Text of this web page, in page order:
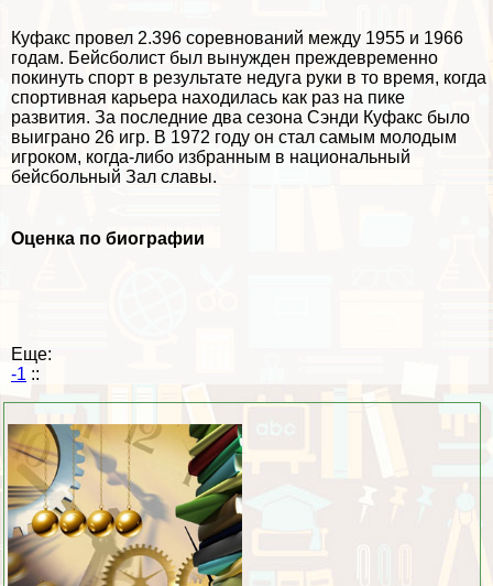
Куфакс провел 2.396 соревнований между 1955 и 1966
годам. Бейсболист был вынужден преждевременно
покинуть спорт в результате недуга руки в то время, когда
спортивная карьера находилась как раз на пике
развития. За последние два сезона Сэнди Куфакс было
выиграно 26 игр. В 1972 году он стал самым молодым
игроком, когда-либо избранным в национальный
бейсбольный Зал славы.
Оценка по биографии
Еще:
-1 ::